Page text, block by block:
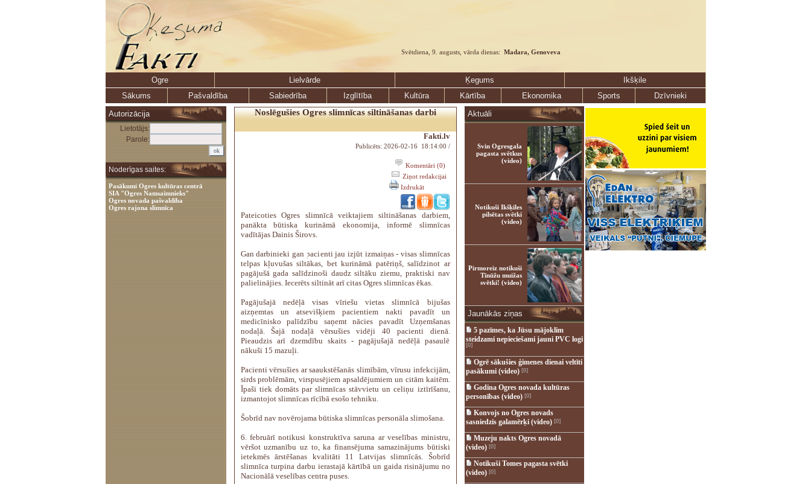
Svētdiena, 9. augusts, vārda dienas: Madara, Genoveva
Ogre Lielvārde Ķegums
Ikšķile
Sākums
Pašvaldība Sabiedrība Izglītība Kultūra Kārtība Ekonomika Sports
Dzīvnieki
Autorizācija
Lietotājs:
Parole:
Noderīgas saites:
Pasākumi Ogres kultūras centrā
SIA "Ogres Namsaimnieks"
Ogres novada pašvaldība
Ogres rajona slimnīca
Noslēgušies Ogres slimnīcas siltināšanas darbi
Fakti.lv
Publicēts: 2026-02-16 18:14:00 /
Komentāri (0)
Ziņot redakcijai
Izdrukāt
Pateicoties Ogres slimnīcā veiktajiem siltināšanas darbiem,
panākta būtiska kurināmā ekonomija, informē slimnīcas
vadītājas Dainis Širovs.
Gan darbinieki gan pacienti jau izjūt izmaiņas - visas slimnīcas
telpas kļuvušas siltākas, bet kurināmā patēriņš, salīdzinot ar
pagājušā gada salīdzinoši daudz siltāku ziemu, praktiski nav
palielinājies. Iecerēts siltināt arī citas Ogres slimnīcas ēkas.
Pagājušajā nedēļā visas vīriešu vietas slimnīcā bijušas
aizņemtas un atsevišķiem pacientiem nakti pavadīt un
medicīnisko palīdzību saņemt nācies pavadīt Uzņemšanas
nodaļā. Šajā nodaļā vērsušies vidēji 40 pacienti dienā.
Pieaudzis arī dzemdību skaits - pagājušajā nedēļā pasaulē
nākuši 15 mazuļi.
Pacienti vērsušies ar saaukstēšanās slimībām, vīrusu infekcijām,
sirds problēmām, virspusējiem apsaldējumiem un citām kaitēm.
Īpaši tiek domāts par slimnīcas stāvvietu un celiņu iztīrīšanu,
izmantojot slimnīcas rīcībā esošo tehniku.
Šobrīd nav novērojama būtiska slimnīcas personāla slimošana.
6. februārī notikusi konstruktīva saruna ar veselības ministru,
vēršot uzmanību uz to, ka finansējuma samazinājums būtiski
ietekmēs ārstēšanas kvalitāti 11 Latvijas slimnīcās. Šobrīd
slimnīca turpina darbu ierastajā kārtībā un gaida risinājumu no
Nacionālā veselības centra puses.
Aktuāli
Svin Ogresgala
pagasta svētkus
(video)
Notikuši Ikšķiles
pilsētas svētki
(video)
Pirmoreiz notikuši
Tīnūžu muižas
svētki! (video)
Jaunākās ziņas
5 pazīmes, ka Jūsu mājoklim
steidzami nepieciešami jauni PVC logi
[0]
Ogrē sākušies ģimenes dienai veltīti
pasākumi (video)[0]
Godina Ogres novada kultūras
personības (video)[0]
Konvojs no Ogres novads
sasniedzis galamērķi (video)[0]
Muzeju nakts Ogres novadā
(video)[0]
Notikuši Tomes pagasta svētki
(video)[0]